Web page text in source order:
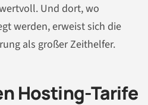
Und dort, wo
werden, erweist sich die
als großer Zeithelfer.
Hosting-Tarife